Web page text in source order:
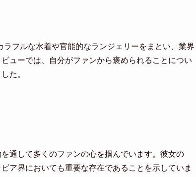
フルな水着や官能的なランジェリーをまとい、業界
ューでは、自分がファンから褒められることについ
た。
通して多くのファンの心を掴んでいます。彼女の
ア界においても重要な存在であることを示していま